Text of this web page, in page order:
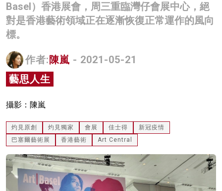
影片
灼見活動
關於我們
Basel）香港展會，周三重臨灣仔會展中心，絕
對是香港藝術領域正在逐漸恢復正常運作的風向
標。
作者: 陳嵐 - 2021-05-21
藝思人生
攝影：陳嵐
灼見原創 灼見獨家 會展 佳士得
新冠疫情
巴塞爾藝術展
香港藝術 Art Central